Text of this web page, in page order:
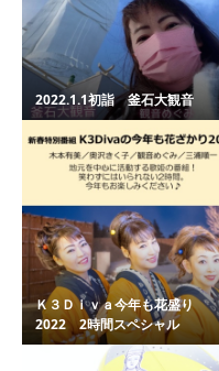
2022.1.1初詣 釜石大観音
Ｋ３Ｄｉｖａ今年も花盛り
2022 2時間スペシャル